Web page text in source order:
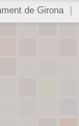
de Girona